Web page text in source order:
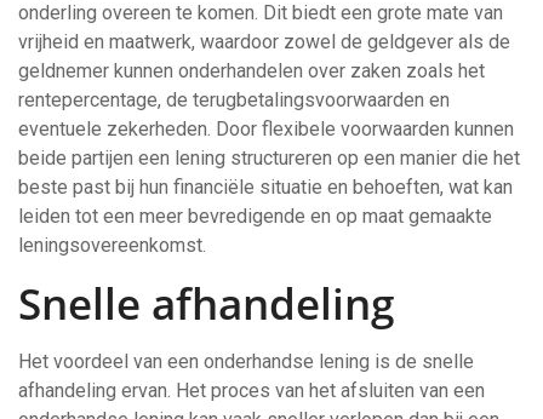
onderling overeen te komen. Dit biedt een grote mate van
vrijheid en maatwerk, waardoor zowel de geldgever als de
geldnemer kunnen onderhandelen over zaken zoals het
rentepercentage, de terugbetalingsvoorwaarden en
eventuele zekerheden. Door flexibele voorwaarden kunnen
beide partijen een lening structureren op een manier die het
beste past bij hun financiële situatie en behoeften, wat kan
leiden tot een meer bevredigende en op maat gemaakte
leningsovereenkomst.
Snelle afhandeling
Het voordeel van een onderhandse lening is de snelle
afhandeling ervan. Het proces van het afsluiten van een